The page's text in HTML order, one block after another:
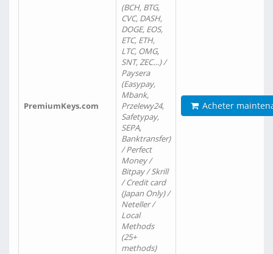
PremiumKeys.com
(BCH, BTG,
CVC, DASH,
DOGE, EOS,
ETC, ETH,
LTC, OMG,
SNT, ZEC…) /
Paysera
(Easypay,
Mbank,
Przelewy24,
Safetypay,
SEPA,
Banktransfer)
/ Perfect
Money /
Bitpay / Skrill
/ Credit card
(Japan Only) /
Neteller /
Local
Methods
(25+
methods)
Acheter